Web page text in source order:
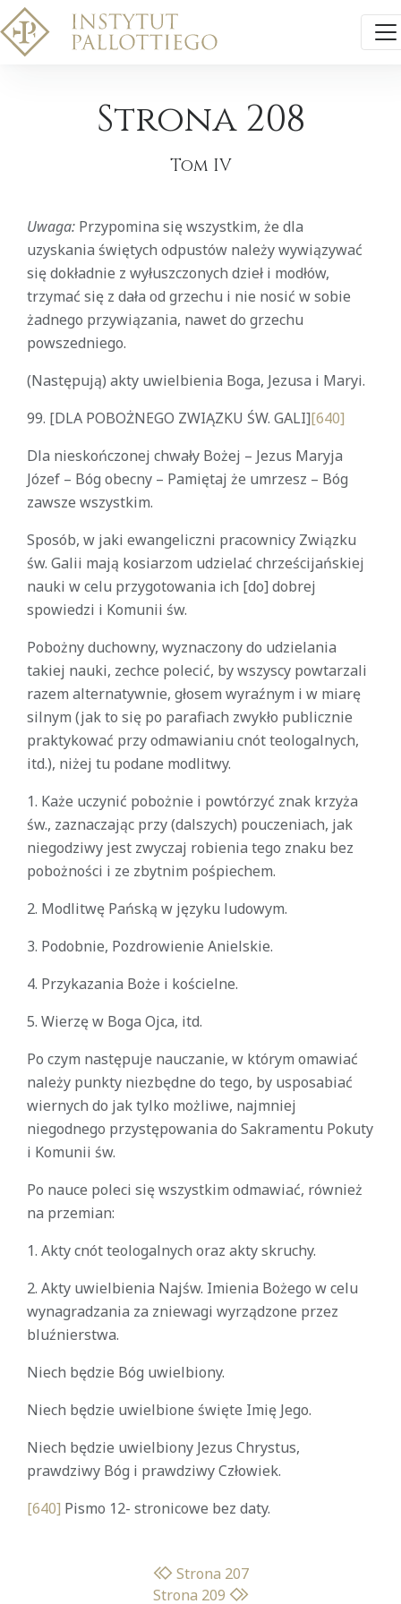
Strona 208
Tom IV
Uwaga: Przypomina się wszystkim, że dla
uzyskania świętych odpustów należy wywiązywać
się dokładnie z wyłuszczonych dzieł i modłów,
trzymać się z dała od grzechu i nie nosić w sobie
żadnego przywiązania, nawet do grzechu
powszedniego.
(Następują) akty uwielbienia Boga, Jezusa i Maryi.
99. [DLA POBOŻNEGO ZWIĄZKU ŚW. GALI][640]
Dla nieskończonej chwały Bożej – Jezus Maryja
Józef – Bóg obecny – Pamiętaj że umrzesz – Bóg
zawsze wszystkim.
Sposób, w jaki ewangeliczni pracownicy Związku
św. Galii mają kosiarzom udzielać chrześcijańskiej
nauki w celu przygotowania ich [do] dobrej
spowiedzi i Komunii św.
Pobożny duchowny, wyznaczony do udzielania
takiej nauki, zechce polecić, by wszyscy powtarzali
razem alternatywnie, głosem wyraźnym i w miarę
silnym (jak to się po parafiach zwykło publicznie
praktykować przy odmawianiu cnót teologalnych,
itd.), niżej tu podane modlitwy.
1. Każe uczynić pobożnie i powtórzyć znak krzyża
św., zaznaczając przy (dalszych) pouczeniach, jak
niegodziwy jest zwyczaj robienia tego znaku bez
pobożności i ze zbytnim pośpiechem.
2. Modlitwę Pańską w języku ludowym.
3. Podobnie, Pozdrowienie Anielskie.
4. Przykazania Boże i kościelne.
5. Wierzę w Boga Ojca, itd.
Po czym następuje nauczanie, w którym omawiać
należy punkty niezbędne do tego, by usposabiać
wiernych do jak tylko możliwe, najmniej
niegodnego przystępowania do Sakramentu Pokuty
i Komunii św.
Po nauce poleci się wszystkim odmawiać, również
na przemian:
1. Akty cnót teologalnych oraz akty skruchy.
2. Akty uwielbienia Najśw. Imienia Bożego w celu
wynagradzania za zniewagi wyrządzone przez
bluźnierstwa.
Niech będzie Bóg uwielbiony.
Niech będzie uwielbione święte Imię Jego.
Niech będzie uwielbiony Jezus Chrystus,
prawdziwy Bóg i prawdziwy Człowiek.
[640] Pismo 12- stronicowe bez daty.
Strona 207
Strona 209